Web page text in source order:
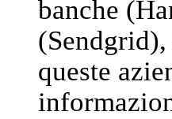
banche
queste